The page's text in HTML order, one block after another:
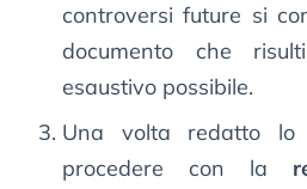
controversi future si
documento che
esaustivo possibile.
Una volta redatto lo
procedere con la